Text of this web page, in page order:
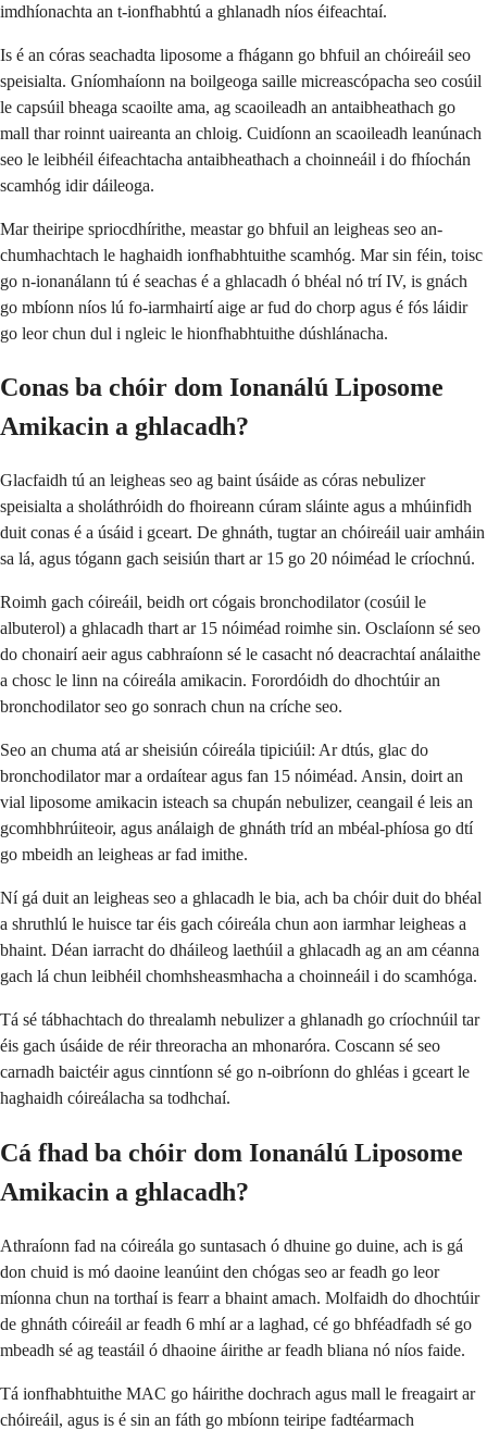
imdhíonachta an t-ionfhabhtú a ghlanadh níos éifeachtaí.
Is é an córas seachadta liposome a fhágann go bhfuil an chóireáil seo
speisialta. Gníomhaíonn na boilgeoga saille micreascópacha seo cosúil
le capsúil bheaga scaoilte ama, ag scaoileadh an antaibheathach go
mall thar roinnt uaireanta an chloig. Cuidíonn an scaoileadh leanúnach
seo le leibhéil éifeachtacha antaibheathach a choinneáil i do fhíochán
scamhóg idir dáileoga.
Mar theiripe spriocdhírithe, meastar go bhfuil an leigheas seo an-
chumhachtach le haghaidh ionfhabhtuithe scamhóg. Mar sin féin, toisc
go n-ionanálann tú é seachas é a ghlacadh ó bhéal nó trí IV, is gnách
go mbíonn níos lú fo-iarmhairtí aige ar fud do chorp agus é fós láidir
go leor chun dul i ngleic le hionfhabhtuithe dúshlánacha.
Conas ba chóir dom Ionanálú Liposome
Amikacin a ghlacadh?
Glacfaidh tú an leigheas seo ag baint úsáide as córas nebulizer
speisialta a sholáthróidh do fhoireann cúram sláinte agus a mhúinfidh
duit conas é a úsáid i gceart. De ghnáth, tugtar an chóireáil uair amháin
sa lá, agus tógann gach seisiún thart ar 15 go 20 nóiméad le críochnú.
Roimh gach cóireáil, beidh ort cógais bronchodilator (cosúil le
albuterol) a ghlacadh thart ar 15 nóiméad roimhe sin. Osclaíonn sé seo
do chonairí aeir agus cabhraíonn sé le casacht nó deacrachtaí análaithe
a chosc le linn na cóireála amikacin. Forordóidh do dhochtúir an
bronchodilator seo go sonrach chun na críche seo.
Seo an chuma atá ar sheisiún cóireála tipiciúil: Ar dtús, glac do
bronchodilator mar a ordaítear agus fan 15 nóiméad. Ansin, doirt an
vial liposome amikacin isteach sa chupán nebulizer, ceangail é leis an
gcomhbhrúiteoir, agus análaigh de ghnáth tríd an mbéal-phíosa go dtí
go mbeidh an leigheas ar fad imithe.
Ní gá duit an leigheas seo a ghlacadh le bia, ach ba chóir duit do bhéal
a shruthlú le huisce tar éis gach cóireála chun aon iarmhar leigheas a
bhaint. Déan iarracht do dháileog laethúil a ghlacadh ag an am céanna
gach lá chun leibhéil chomhsheasmhacha a choinneáil i do scamhóga.
Tá sé tábhachtach do threalamh nebulizer a ghlanadh go críochnúil tar
éis gach úsáide de réir threoracha an mhonaróra. Coscann sé seo
carnadh baictéir agus cinntíonn sé go n-oibríonn do ghléas i gceart le
haghaidh cóireálacha sa todhchaí.
Cá fhad ba chóir dom Ionanálú Liposome
Amikacin a ghlacadh?
Athraíonn fad na cóireála go suntasach ó dhuine go duine, ach is gá
don chuid is mó daoine leanúint den chógas seo ar feadh go leor
míonna chun na torthaí is fearr a bhaint amach. Molfaidh do dhochtúir
de ghnáth cóireáil ar feadh 6 mhí ar a laghad, cé go bhféadfadh sé go
mbeadh sé ag teastáil ó dhaoine áirithe ar feadh bliana nó níos faide.
Tá ionfhabhtuithe MAC go háirithe dochrach agus mall le freagairt ar
chóireáil, agus is é sin an fáth go mbíonn teiripe fadtéarmach